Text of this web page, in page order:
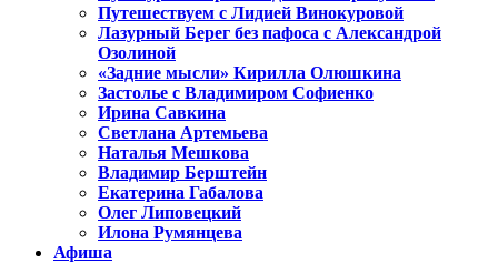
Путешествуем с Лидией Винокуровой
Лазурный Берег без пафоса с Александрой
Озолиной
«Задние мысли» Кирилла Олюшкина
Застолье с Владимиром Софиенко
Ирина Савкина
Светлана Артемьева
Наталья Мешкова
Владимир Берштейн
Екатерина Габалова
Олег Липовецкий
Илона Румянцева
Афиша